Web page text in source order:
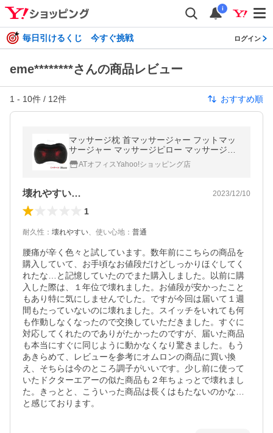
i
毎日引けるくじ 今すぐ挑戦 ログイン
eme********さんの商品レビュー
1 - 10件 / 12件 おすすめ順
マッサージ枕 首マッサージャー フットマッ
サージャー マッサージピロー マッサージク
ッション ヒーター付き 首・肩・腰・背中・
太もも 肩こり ストレス解消
ATオフィスYahoo!ショッピング店
壊れやすい… 2023/12/10
1
耐久性 ： 壊れやすい、 使い心地 ： 普通
腰痛が辛く色々と試しています。数年前にこちらの商品を
購入していて、お手頃なお値段だけどしっかりほぐしてく
れたな…と記憶していたのでまた購入しました。以前に購
入した際は、１年位で壊れました。お値段が安かったこと
もあり特に気にしませんでした。ですが今回は届いて１週
間もたっていないのに壊れました。スイッチをいれても何
も作動しなくなったので交換していただきました。すぐに
対応してくれたのでありがたかったのですが、届いた商品
も本当にすぐに同じように動かなくなり驚きました。もう
あきらめて、レビューを参考にオムロンの商品に買い換
え、そちらは今のところ調子がいいです。少し前に使って
いたドクターエアーの似た商品も２年ちょっとで壊れまし
た。きっとと、こういった商品は長くはもたないのかな…
と感じております。